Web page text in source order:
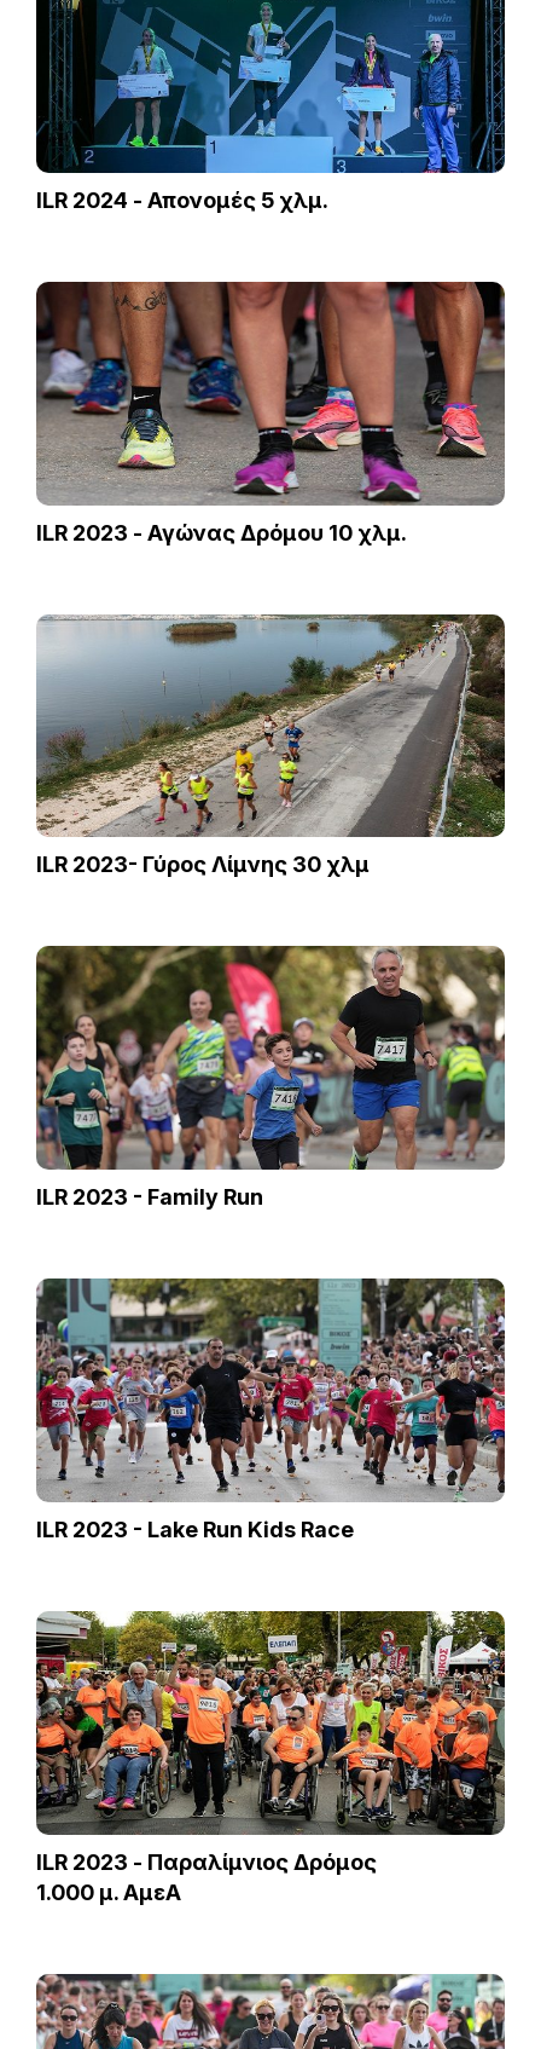
ILR 2024 - Απονομές 5 χλμ.
ILR 2023 - Αγώνας Δρόμου 10 χλμ.
ILR 2023- Γύρος Λίμνης 30 χλμ
ILR 2023 - Family Run
ILR 2023 - Lake Run Kids Race
ILR 2023 - Παραλίμνιος Δρόμος
1.000 μ. ΑμεΑ